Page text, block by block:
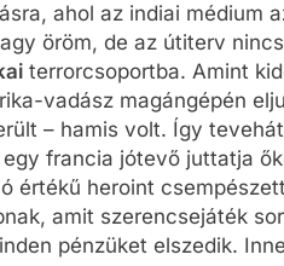
ahol az indiai médium
öröm, de az útiterv
terrorcsoportba. Amint
vadász magángépén
– hamis volt. Így
francia jótevő juttatja
értékű heroint
amit szerencsejáték
pénzüket elszedik.